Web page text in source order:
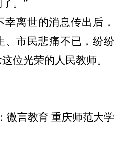
。”
离世的消息传出后，
、市民悲痛不已，纷纷
位光荣的人民教师。
微言教育 重庆师范大学